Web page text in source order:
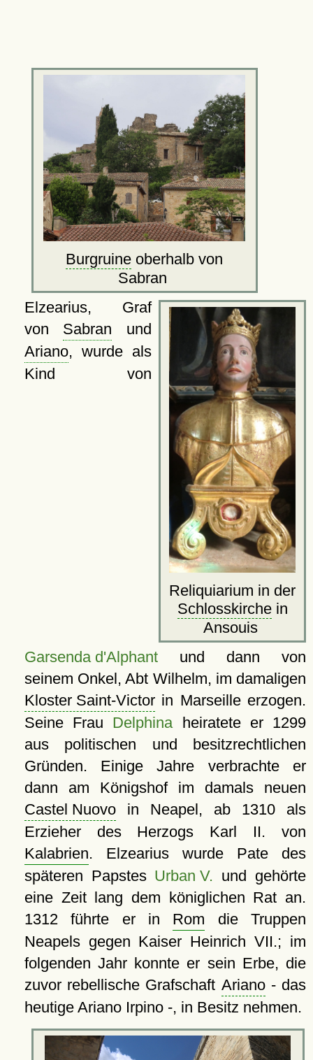
Burgruine oberhalb von
Sabran
Reliquiarium in der
Schlosskirchein
Ansouis
Elzearius, Graf
von Sabran und
Ariano, wurde als
Kind von
Garsenda d'Alphantund dann von
seinem Onkel, Abt Wilhelm, im damaligen
Kloster Saint-Victorin Marseille erzogen.
Seine Frau Delphina heiratete er 1299
aus politischen und besitzrechtlichen
Gründen. Einige Jahre verbrachte er
dann am Königshof im damals neuen
Castel Nuovoin Neapel, ab 1310 als
Erzieher des Herzogs Karl II. von
Kalabrien. Elzearius wurde Pate des
späteren Papstes Urban V. und gehörte
eine Zeit lang dem königlichen Rat an.
1312 führte er in Rom die Truppen
Neapels gegen Kaiser Heinrich VII.; im
folgenden Jahr konnte er sein Erbe, die
zuvor rebellische Grafschaft Ariano- das
heutige Ariano Irpino -, in Besitz nehmen.